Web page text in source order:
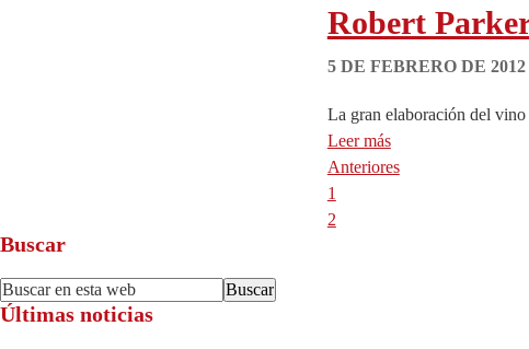
Robert
5 DE FEBRERO DE 2012
La gran elaboración del
Leer más
Anteriores
Página
1
Página
2
Footer
Buscar
Buscar
en
Últimas noticias